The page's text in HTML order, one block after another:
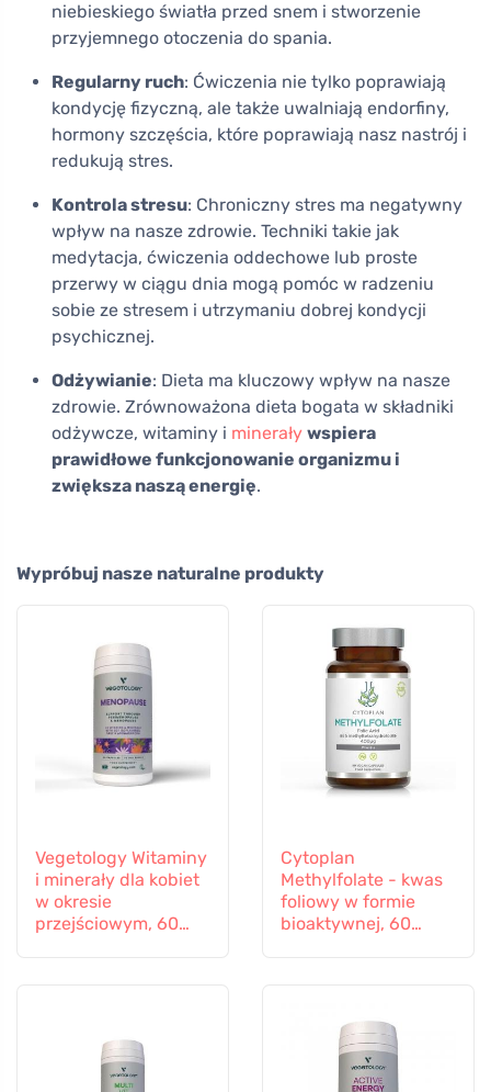
niebieskiego światła przed snem i stworzenie
przyjemnego otoczenia do spania.
Regularny ruch: Ćwiczenia nie tylko poprawiają
kondycję fizyczną, ale także uwalniają endorfiny,
hormony szczęścia, które poprawiają nasz nastrój i
redukują stres.
Kontrola stresu: Chroniczny stres ma negatywny
wpływ na nasze zdrowie. Techniki takie jak
medytacja, ćwiczenia oddechowe lub proste
przerwy w ciągu dnia mogą pomóc w radzeniu
sobie ze stresem i utrzymaniu dobrej kondycji
psychicznej.
Odżywianie: Dieta ma kluczowy wpływ na nasze
zdrowie. Zrównoważona dieta bogata w składniki
odżywcze, witaminy i minerały wspiera
prawidłowe funkcjonowanie organizmu i
zwiększa naszą energię.
Wypróbuj nasze naturalne produkty
Vegetology Witaminy
i minerały dla kobiet
w okresie
przejściowym, 60
Cytoplan
Methylfolate - kwas
foliowy w formie
bioaktywnej, 60